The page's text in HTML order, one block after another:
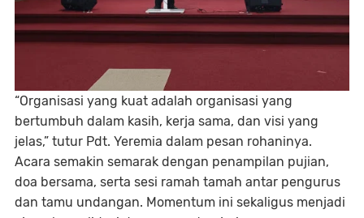
“Organisasi yang kuat adalah organisasi yang
bertumbuh dalam kasih, kerja sama, dan visi yang
jelas,” tutur Pdt. Yeremia dalam pesan rohaninya.
Acara semakin semarak dengan penampilan pujian,
doa bersama, serta sesi ramah tamah antar pengurus
dan tamu undangan. Momentum ini sekaligus menjadi